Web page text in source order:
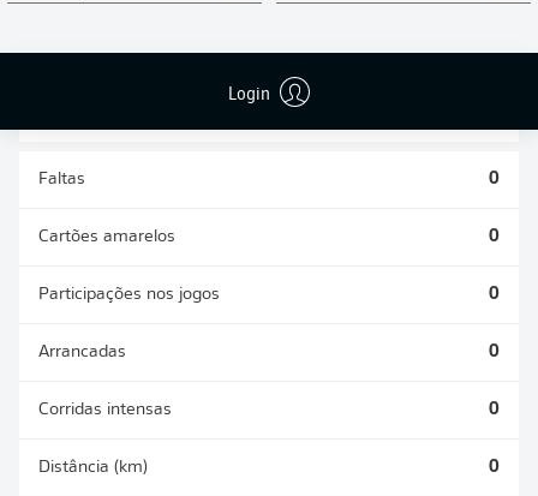
Login
Faltas 0
Cartões amarelos 0
Participações nos jogos 0
Arrancadas 0
Corridas intensas 0
Distância (km) 0